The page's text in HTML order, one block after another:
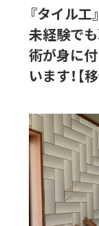
『タイル工
未経験で
術が身に
います！【